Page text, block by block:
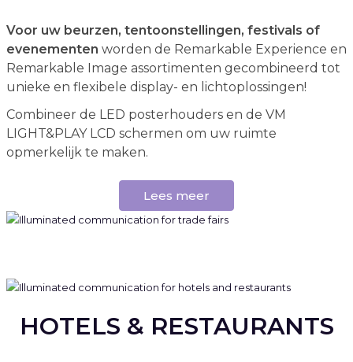
Voor uw beurzen, tentoonstellingen, festivals of
evenementen worden de Remarkable Experience en
Remarkable Image assortimenten gecombineerd tot
unieke en flexibele display- en lichtoplossingen!
Combineer de LED posterhouders en de VM
LIGHT&PLAY LCD schermen om uw ruimte
opmerkelijk te maken.
Lees meer
HOTELS & RESTAURANTS